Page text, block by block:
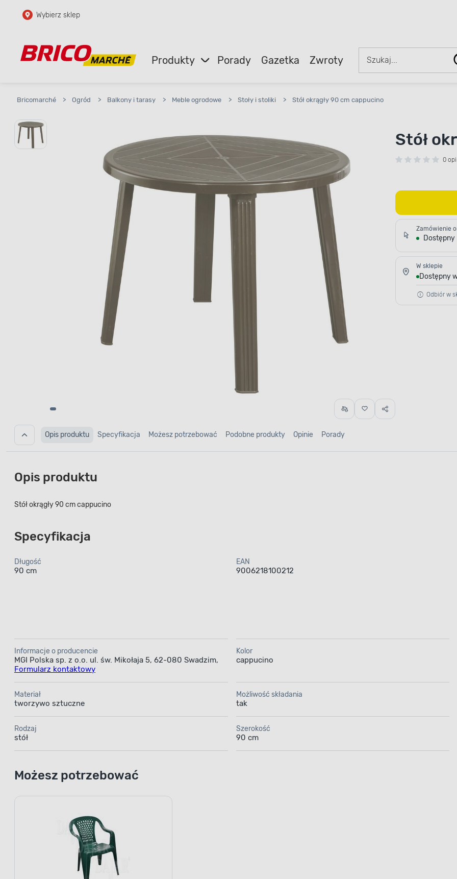
Przejdź do głównej zawartości
Przejdź do wyszukiwarki
Wybierz sklep
Produkty Porady Gazetka Zwroty
Bricomarché > Ogród > Balkony i tarasy > Meble ogrodowe > Stoły i stoliki > Stół okrągły 90 cm cappucino
Stół
0
Zamówienie
Dostępny
W sklepie
Dostępny
Odbiór w
Opis produktu Specyfikacja Możesz potrzebować Podobne produkty Opinie Porady
Opis produktu
Stół okrągły 90 cm cappucino
Specyfikacja
Długość
90 cm
EAN
9006218100212
Informacje o producencie
MGI Polska sp. z o.o. ul. św. Mikołaja 5, 62-080 Swadzim,
Formularz kontaktowy
Kolor
cappucino
Materiał
tworzywo sztuczne
Możliwość składania
tak
Rodzaj
stół
Szerokość
90 cm
Możesz potrzebować